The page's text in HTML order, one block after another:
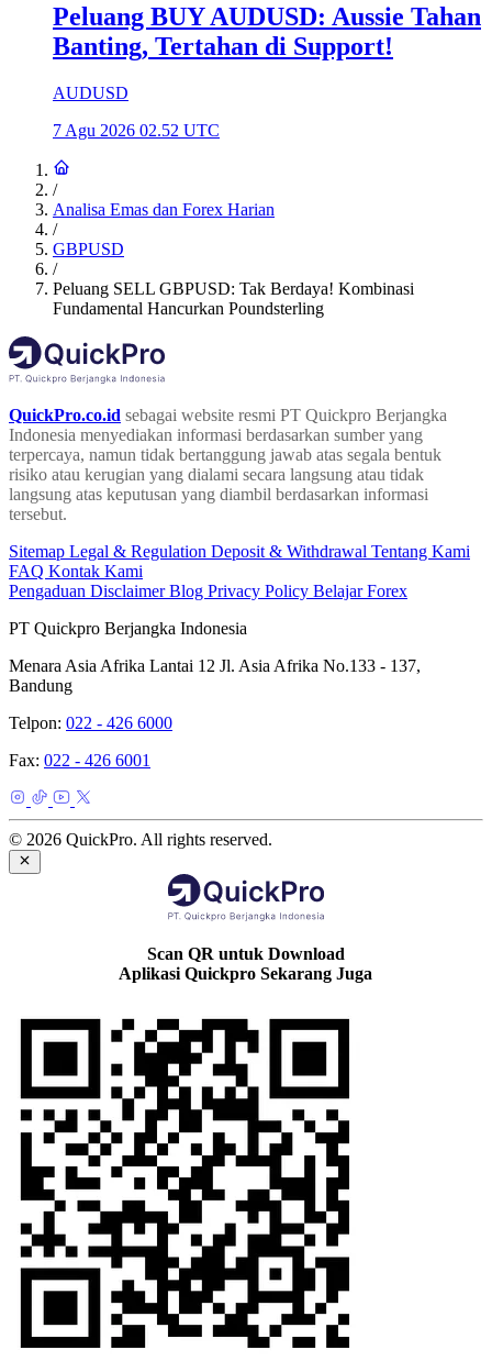
Peluang BUY AUDUSD: Aussie Tahan
Banting, Tertahan di Support!
AUDUSD
7 Agu 2026 02.52 UTC
/
Analisa Emas dan Forex Harian
/
GBPUSD
/
Peluang SELL GBPUSD: Tak Berdaya! Kombinasi
Fundamental Hancurkan Poundsterling
QuickPro.co.id sebagai website resmi PT Quickpro Berjangka
Indonesia menyediakan informasi berdasarkan sumber yang
terpercaya, namun tidak bertanggung jawab atas segala bentuk
risiko atau kerugian yang dialami secara langsung atau tidak
langsung atas keputusan yang diambil berdasarkan informasi
tersebut.
Sitemap Legal & Regulation Deposit & Withdrawal Tentang Kami
FAQ Kontak Kami
Pengaduan DisclaimerBlog Privacy Policy Belajar Forex
PT Quickpro Berjangka Indonesia
Menara Asia Afrika Lantai 12 Jl. Asia Afrika No.133 - 137,
Bandung
Telpon: 022 - 426 6000
Fax: 022 - 426 6001
© 2026 QuickPro. All rights reserved.
Scan QR untuk Download
Aplikasi Quickpro Sekarang Juga